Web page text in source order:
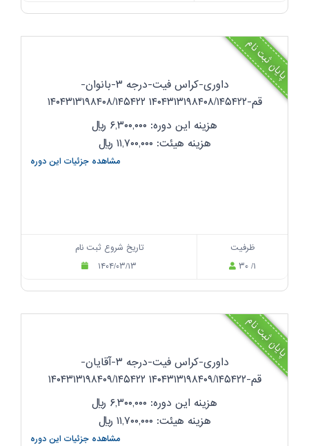
پایان ثبت نام
داوری-کراس فیت-درجه ۳-بانوان-
قم-۱۴۰۴۳۱۳۱۹۸۴۰۸/۱۴۵۴۲۲ ۱۴۰۴۳۱۳۱۹۸۴۰۸/۱۴۵۴۲۲
هزینه این دوره: ۶,۳۰۰,۰۰۰
ریال
هزینه هیئت: ۱۱,۷۰۰,۰۰۰
ریال
مشاهده جزئیات این دوره
تاریخ شروع ثبت نام
۱۴۰۴/۰۳/۱۳
ظرفیت
۳۰ /۱
پایان ثبت نام
داوری-کراس فیت-درجه ۳-آقایان-
قم-۱۴۰۴۳۱۳۱۹۸۴۰۹/۱۴۵۴۲۲ ۱۴۰۴۳۱۳۱۹۸۴۰۹/۱۴۵۴۲۲
هزینه این دوره: ۶,۳۰۰,۰۰۰
ریال
هزینه هیئت: ۱۱,۷۰۰,۰۰۰
ریال
مشاهده جزئیات این دوره